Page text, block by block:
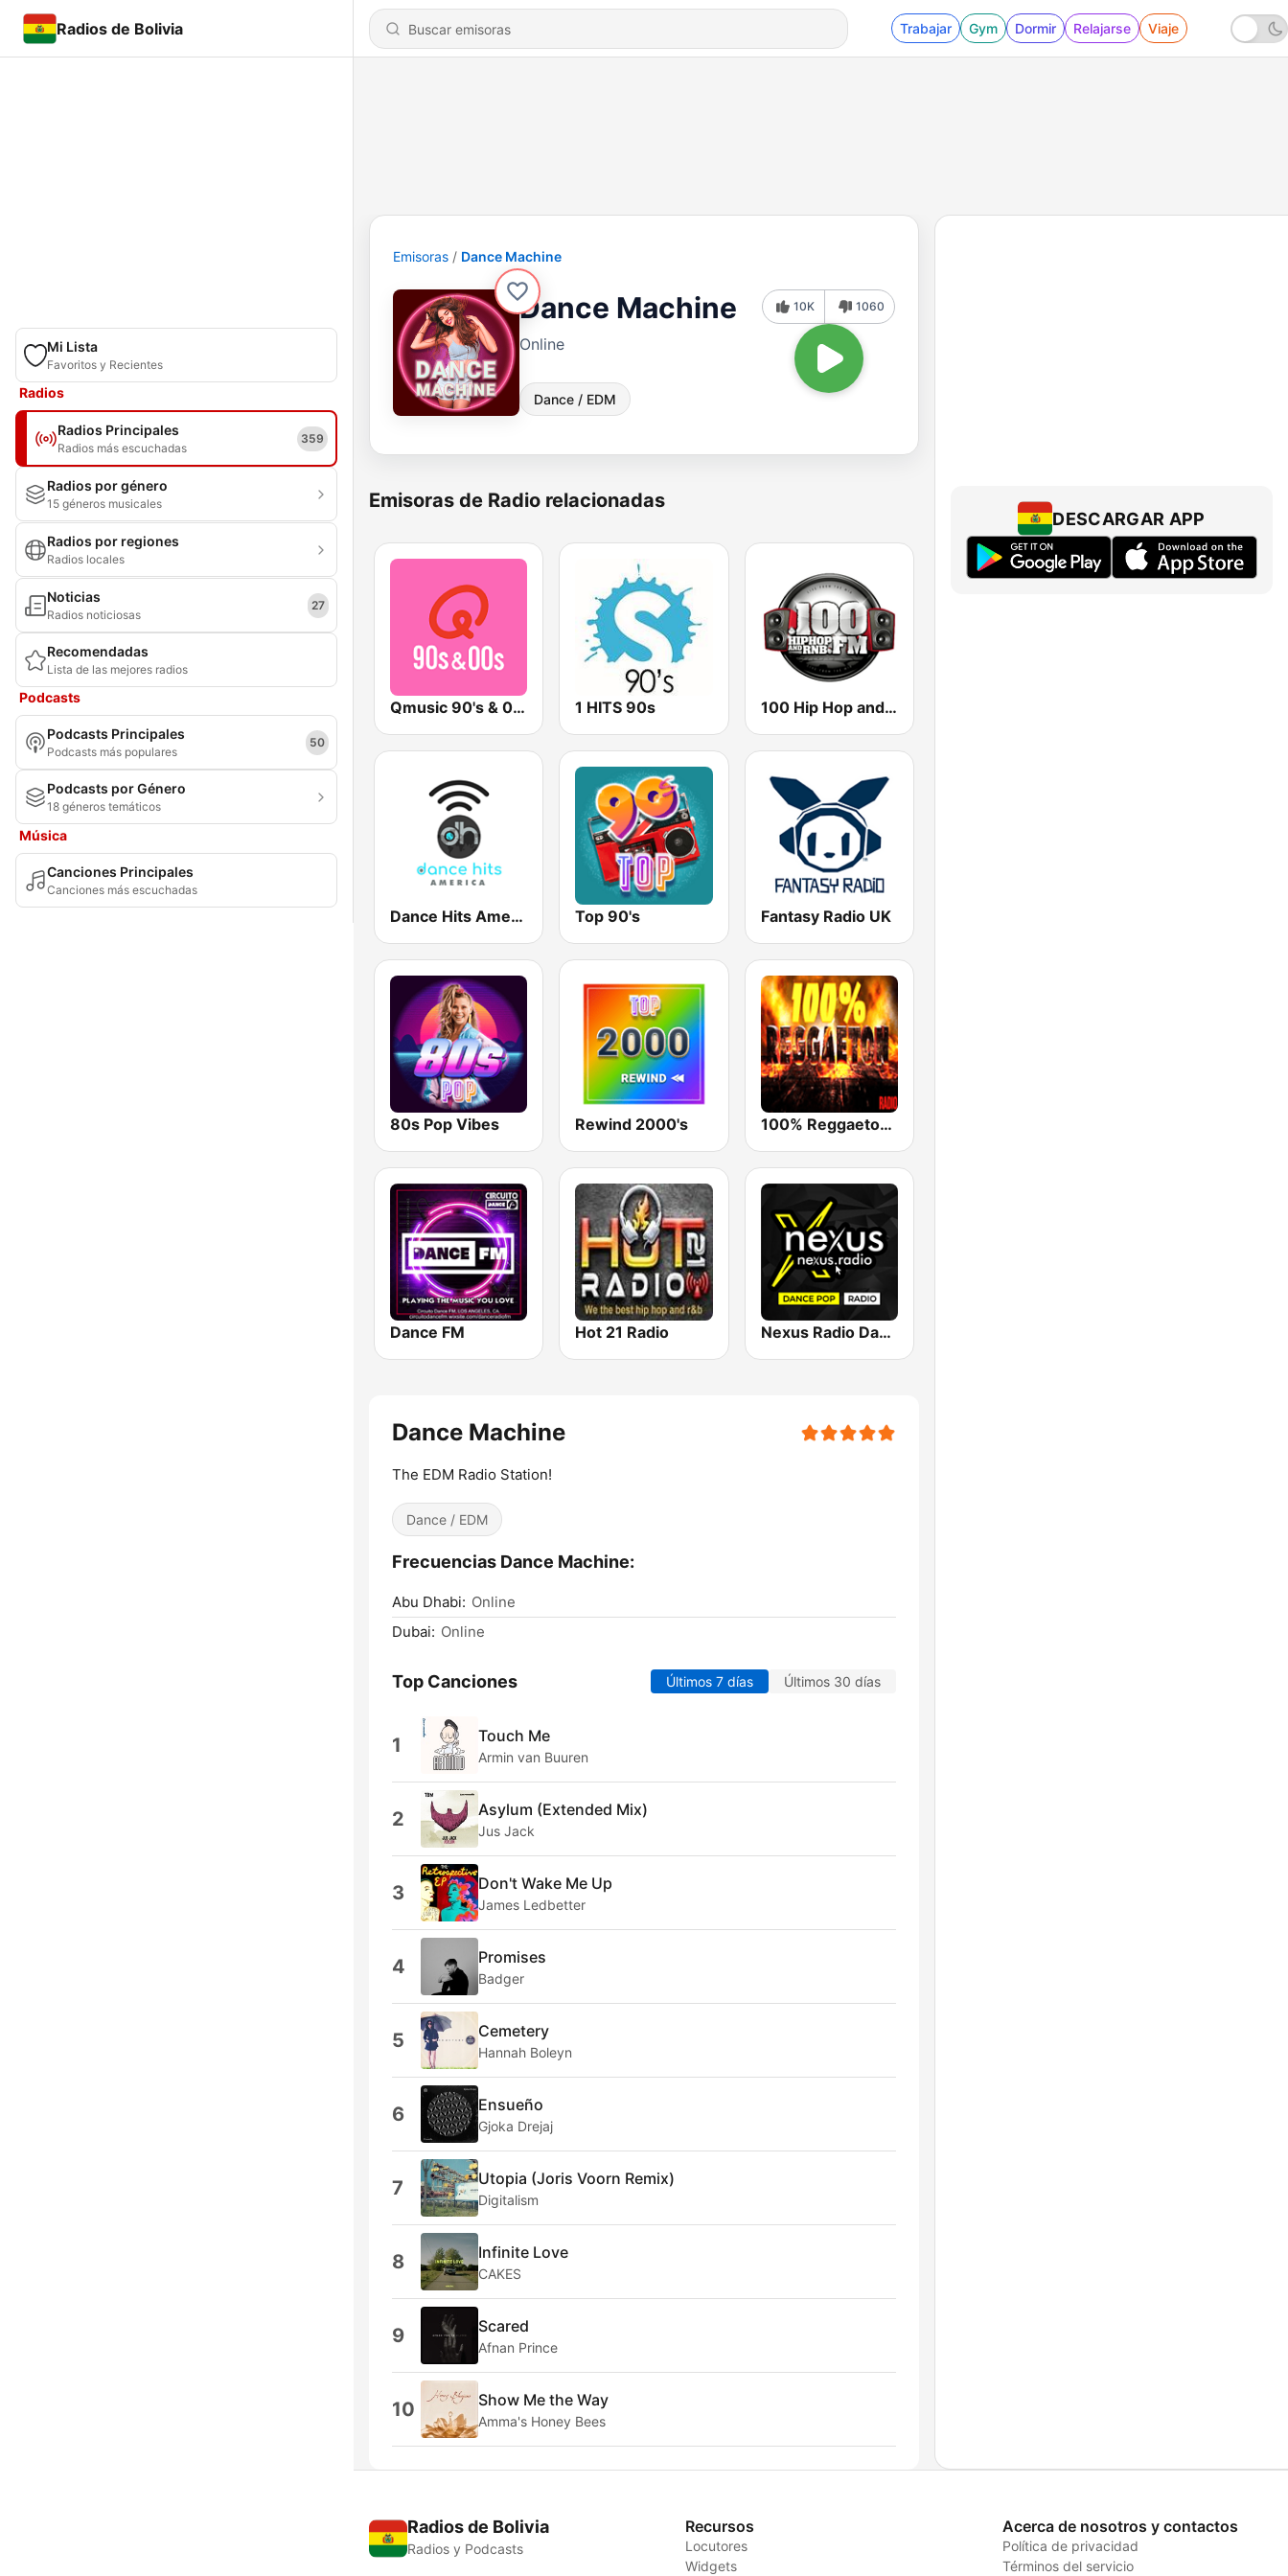
Radios de Bolivia Trabajar Gym Dormir Relajarse Viaje
Mi Lista
Favoritos y Recientes
Radios
Radios Principales
Radios más escuchadas
359
Radios por género
15 géneros musicales
Radios por regiones
Radios locales
Noticias
Radios noticiosas
27
Recomendadas
Lista de las mejores radios
Podcasts
Podcasts Principales
Podcasts más populares
50
Podcasts por Género
18 géneros temáticos
Música
Canciones Principales
Canciones más escuchadas
Emisoras Dance Machine
Dance Machine
Online
Dance / EDM
10K 1060
Emisoras de Radio relacionadas
Qmusic 90's & 00's 1 HITS 90s 100 Hip Hop and RNB FM
Dance Hits America Top 90's Fantasy Radio UK
80s Pop Vibes Rewind 2000's 100% Reggaeton Radio
Dance FM Hot 21 Radio Nexus Radio Dance
Dance Machine
The EDM Radio Station!
Dance / EDM
Frecuencias Dance Machine:
Abu Dhabi: Online
Dubai: Online
Top Canciones Últimos 7 días Últimos 30 días
1 Touch Me
Armin van Buuren
2 Asylum (Extended Mix)
Jus Jack
3 Don't Wake Me Up
James Ledbetter
4 Promises
Badger
5 Cemetery
Hannah Boleyn
6 Ensueño
Gjoka Drejaj
7 Utopia (Joris Voorn Remix)
Digitalism
8 Infinite Love
CAKES
9 Scared
Afnan Prince
10 Show Me the Way
Amma's Honey Bees
DESCARGAR APP
Radios de Bolivia
Radios y Podcasts
Recursos
Locutores
Widgets
Acerca de nosotros y contactos
Política de privacidad
Términos del servicio